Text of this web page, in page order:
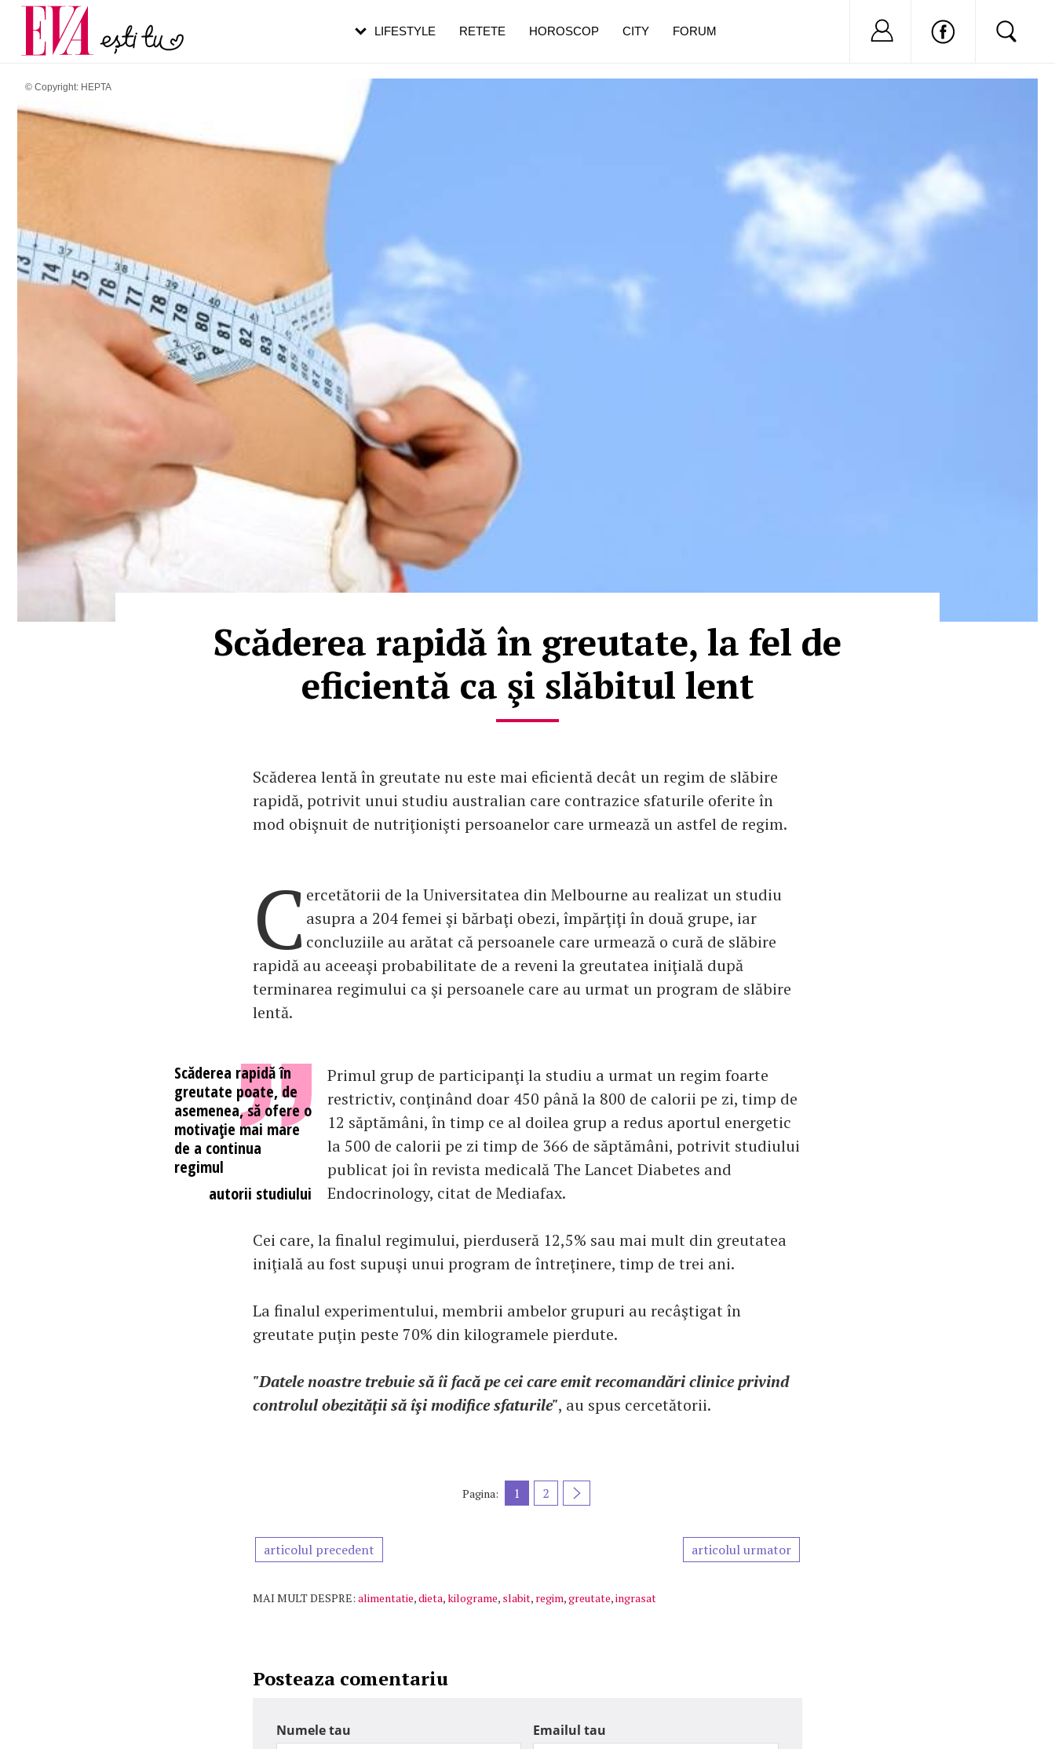
© Copyright: HEPTA
Scăderea rapidă în greutate, la fel de
eficientă ca şi slăbitul lent
Scăderea lentă în greutate nu este mai eficientă decât un regim de slăbire
rapidă, potrivit unui studiu australian care contrazice sfaturile oferite în
mod obişnuit de nutriţionişti persoanelor care urmează un astfel de regim.
C ercetătorii de la Universitatea din Melbourne au realizat un studiu
asupra a 204 femei şi bărbaţi obezi, împărţiţi în două grupe, iar
concluziile au arătat că persoanele care urmează o cură de slăbire
rapidă au aceeaşi probabilitate de a reveni la greutatea iniţială după
terminarea regimului ca şi persoanele care au urmat un program de slăbire
lentă.
Scăderea rapidă în
greutate poate, de
asemenea, să ofere o
motivaţie mai mare
de a continua
regimul
autorii studiului
Primul grup de participanţi la studiu a urmat un regim foarte
restrictiv, conţinând doar 450 până la 800 de calorii pe zi, timp de
12 săptămâni, în timp ce al doilea grup a redus aportul energetic
la 500 de calorii pe zi timp de 366 de săptămâni, potrivit studiului
publicat joi în revista medicală The Lancet Diabetes and
Endocrinology, citat de Mediafax.
Cei care, la finalul regimului, pierduseră 12,5% sau mai mult din greutatea
iniţială au fost supuşi unui program de întreţinere, timp de trei ani.
La finalul experimentului, membrii ambelor grupuri au recâştigat în
greutate puţin peste 70% din kilogramele pierdute.
"Datele noastre trebuie să îi facă pe cei care emit recomandări clinice privind
controlul obezităţii să îşi modifice sfaturile", au spus cercetătorii.
Pagina: 1 2
articolul precedent articolul urmator
MAI MULT DESPRE: alimentatie,dieta,kilograme, slabit, regim,greutate,ingrasat
Posteaza comentariu
Numele tau Emailul tau
LIFESTYLE RETETE HOROSCOP CITY FORUM Nu ai cont?
Carieră
Actualitate
pe măsură ce înaintezi în vârstă